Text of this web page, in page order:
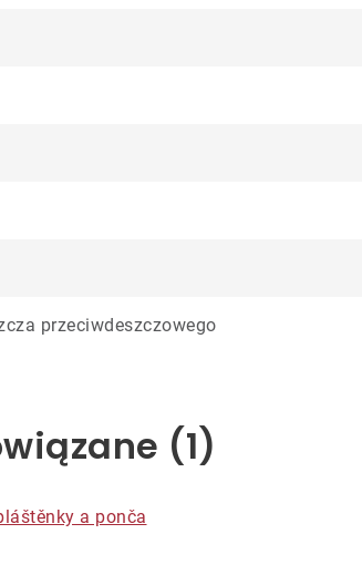
przeciwdeszczowego
(1)
a ponča